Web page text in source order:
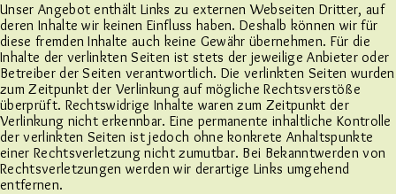
Unser Angebot enthält Links zu externen Webseiten Dritter, auf
deren Inhalte wir keinen Einfluss haben. Deshalb können wir für
diese fremden Inhalte auch keine Gewähr übernehmen. Für die
Inhalte der verlinkten Seiten ist stets der jeweilige Anbieter oder
Betreiber der Seiten verantwortlich. Die verlinkten Seiten wurden
zum Zeitpunkt der Verlinkung auf mögliche Rechtsverstöße
überprüft. Rechtswidrige Inhalte waren zum Zeitpunkt der
Verlinkung nicht erkennbar. Eine permanente inhaltliche Kontrolle
der verlinkten Seiten ist jedoch ohne konkrete Anhaltspunkte
einer Rechtsverletzung nicht zumutbar. Bei Bekanntwerden von
Rechtsverletzungen werden wir derartige Links umgehend
entfernen.